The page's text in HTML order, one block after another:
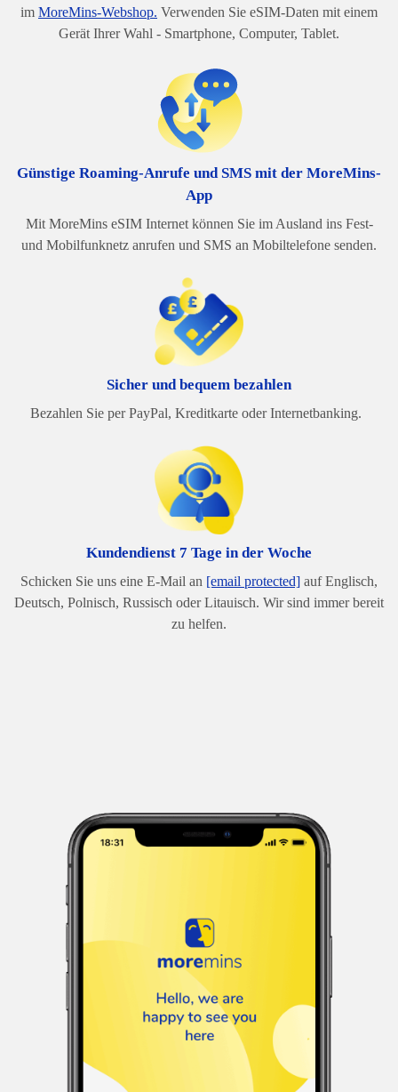
im MoreMins-Webshop. Verwenden Sie eSIM-Daten mit einem
Gerät Ihrer Wahl - Smartphone, Computer, Tablet.
Günstige Roaming-Anrufe und SMS mit der MoreMins-
App
Mit MoreMins eSIM Internet können Sie im Ausland ins Fest-
und Mobilfunknetz anrufen und SMS an Mobiltelefone senden.
Sicher und bequem bezahlen
Bezahlen Sie per PayPal, Kreditkarte oder Internetbanking.
Kundendienst 7 Tage in der Woche
Schicken Sie uns eine E-Mail an [email protected] auf Englisch,
Deutsch, Polnisch, Russisch oder Litauisch. Wir sind immer bereit
zu helfen.